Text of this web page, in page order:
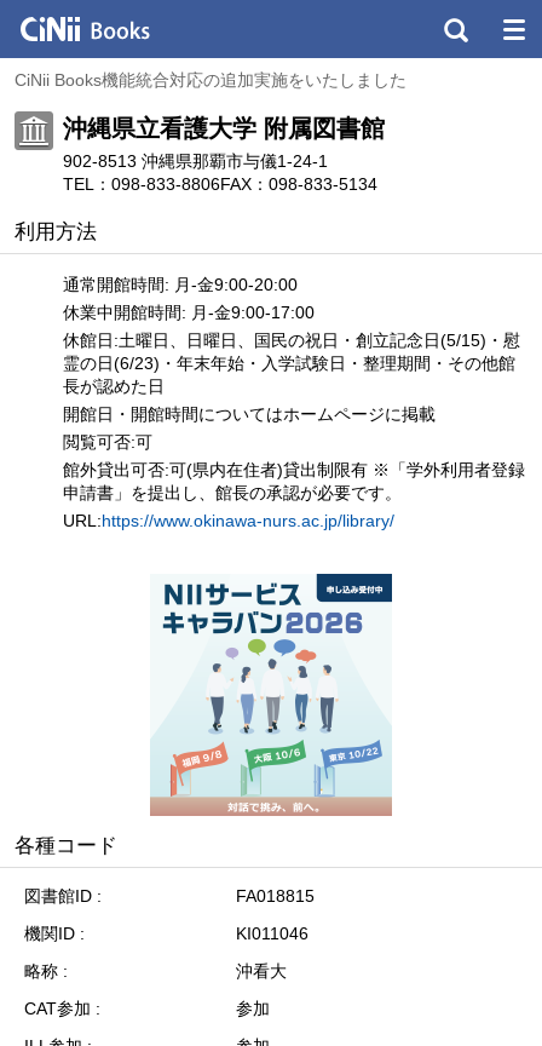
CiNii Books機能統合対応の追加実施をいたしました
沖縄県立看護大学 附属図書館
902-8513 沖縄県那覇市与儀1-24-1
TEL：098-833-8806FAX：098-833-5134
利用方法
通常開館時間: 月-金9:00-20:00
休業中開館時間: 月-金9:00-17:00
休館日:土曜日、日曜日、国民の祝日・創立記念日(5/15)・慰
霊の日(6/23)・年末年始・入学試験日・整理期間・その他館
長が認めた日
開館日・開館時間についてはホームページに掲載
閲覧可否:可
館外貸出可否:可(県内在住者)貸出制限有 ※「学外利用者登録
申請書」を提出し、館長の承認が必要です。
URL:https://www.okinawa-nurs.ac.jp/library/
各種コード
図書館ID
FA018815
機関ID
KI011046
略称
沖看大
CAT参加
参加